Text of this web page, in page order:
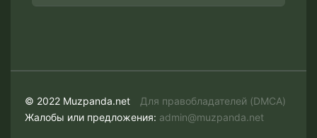
© 2022 Muzpanda.net
Для правобладателей (DMCA)
Жалобы или предложения: admin@muzpanda.net